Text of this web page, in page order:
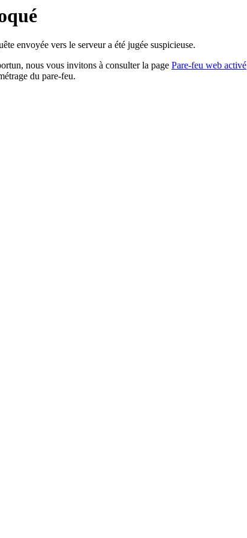
envoyée vers le serveur a été jugée suspicieuse.
nous vous invitons à consulter la page Pare-feu web activé
du pare-feu.